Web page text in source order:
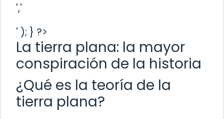
','
' ); } ?>
La tierra plana: la mayor
conspiración de la historia
¿Qué es la teoría de la
tierra plana?